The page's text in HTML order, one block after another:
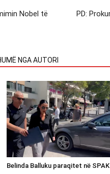
Nobel të
PD:
NGA AUTORI
Belinda Balluku paraqitet në SPAK